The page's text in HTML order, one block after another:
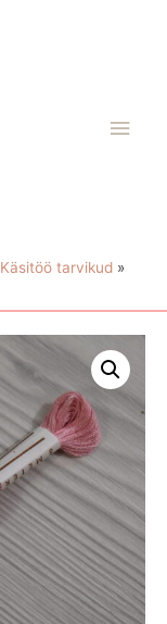
Käsitöö tarvikud